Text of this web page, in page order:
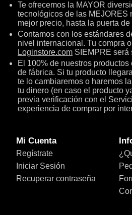
Te ofrecemos la MAYOR
tecnológicos de las MEJORES
mejor precio, hasta la puerta
Contamos con los estándares
nivel internacional. Tu compra
Loginstore.com SIEMPRE será
El 100% de nuestros
de fábrica. Si tu producto
te lo cambiaremos o haremos
tu dinero (en caso el producto
previa verificación con el
experiencia de comprar por
Mi Cuenta
Regístrate
Iniciar Sesión
Recuperar contraseña